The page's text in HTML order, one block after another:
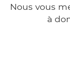
Nous vous
à